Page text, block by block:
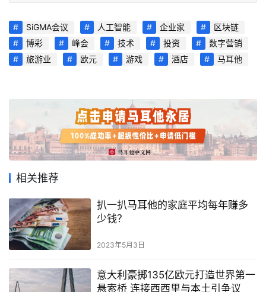
指
南
他
留
学
育
网
导
SiGMA会议 人工智能 企业家
区块链
博彩
峰会 技术 投资
数字营销
旅游业
欧元 游戏 酒店 马耳他
相关推荐
扒一扒马耳他的家庭平均每年赚多
少钱？
2023年5月3日
意大利豪掷135亿欧元打造世界第一
悬索桥 连接西西里与本土引争议